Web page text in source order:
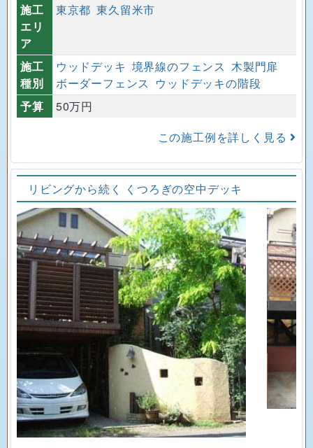
施工
エリ
ア
東京都 東久留米市
施工
種別
ウッドデッキ 境界線のフェンス 木製門扉
ボーダーフェンス ウッドデッキの階段
予算
50万円
この施工例を詳しく見る
リビングから続く くつろぎの空中デッキ